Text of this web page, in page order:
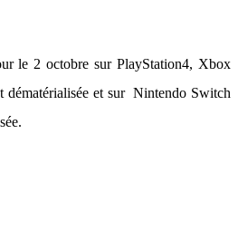
le 2 octobre sur PlayStation4, Xbox
dématérialisée et sur Nintendo Switch